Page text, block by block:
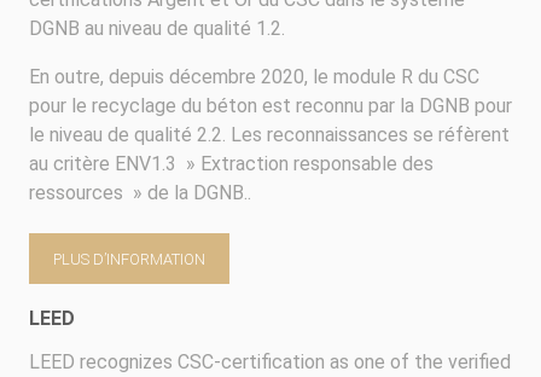
DGNB au niveau de qualité 1.2.
En outre, depuis décembre 2020, le module R du CSC
pour le recyclage du béton est reconnu par la DGNB pour
le niveau de qualité 2.2. Les reconnaissances se réfèrent
au critère ENV1.3 » Extraction responsable des
ressources » de la DGNB..
PLUS D’INFORMATION
LEED
LEED recognizes CSC-certification as one of the verified